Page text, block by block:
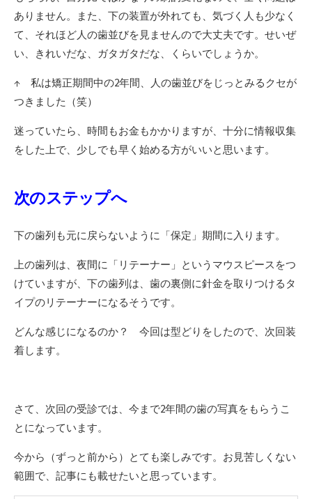
ありません。また、下の装置が外れても、気づく人も少なく
て、それほど人の歯並びを見ませんので大丈夫です。せいぜ
い、きれいだな、ガタガタだな、くらいでしょうか。
↑ 私は矯正期間中の2年間、人の歯並びをじっとみるクセが
つきました（笑）
迷っていたら、時間もお金もかかりますが、十分に情報収集
をした上で、少しでも早く始める方がいいと思います。
次のステップへ
下の歯列も元に戻らないように「保定」期間に入ります。
上の歯列は、夜間に「リテーナー」というマウスピースをつ
けていますが、下の歯列は、歯の裏側に針金を取りつけるタ
イプのリテーナーになるそうです。
どんな感じになるのか？ 今回は型どりをしたので、次回装
着します。
さて、次回の受診では、今まで2年間の歯の写真をもらうこ
とになっています。
今から（ずっと前から）とても楽しみです。お見苦しくない
範囲で、記事にも載せたいと思っています。